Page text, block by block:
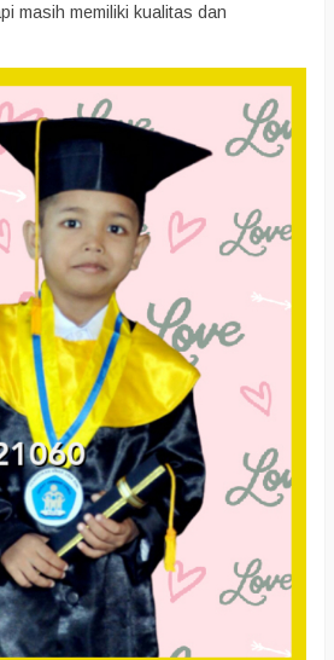
masih memiliki kualitas dan